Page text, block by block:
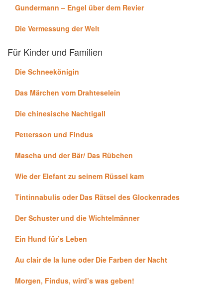
Gundermann – Engel über dem Revier
Die Vermessung der Welt
Für Kinder und Familien
Die Schneekönigin
Das Märchen vom Drahteselein
Die chinesische Nachtigall
Pettersson und Findus
Mascha und der Bär/ Das Rübchen
Wie der Elefant zu seinem Rüssel kam
Tintinnabulis oder Das Rätsel des Glockenrades
Der Schuster und die Wichtelmänner
Ein Hund für’s Leben
Au clair de la lune oder Die Farben der Nacht
Morgen, Findus, wird’s was geben!